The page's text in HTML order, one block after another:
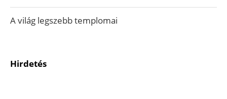
A világ legszebb templomai
Hirdetés